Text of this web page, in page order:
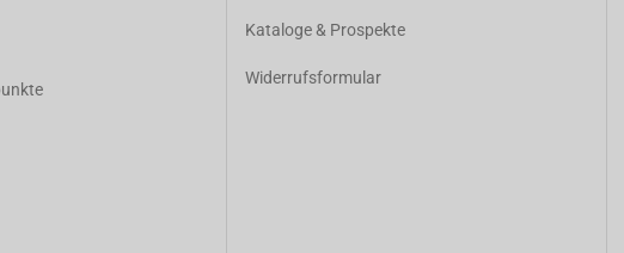
Kataloge & Prospekte
Widerrufsformular